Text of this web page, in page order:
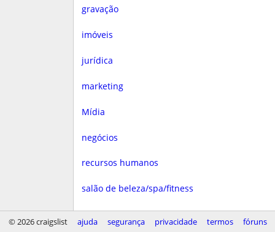
gravação
imóveis
jurídica
marketing
Mídia
negócios
recursos humanos
salão de beleza/spa/fitness
saúde
© 2026 craigslist ajuda segurança privacidade termos fóruns